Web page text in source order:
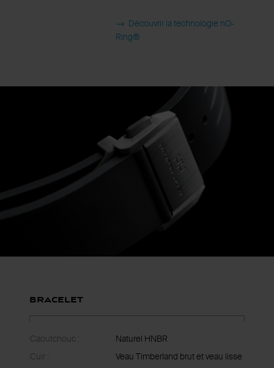
→ Découvrir la technologie nO-
Ring®
Bracelet
Caoutchouc :
Naturel HNBR
Cuir :
Veau Timberland brut et veau lisse